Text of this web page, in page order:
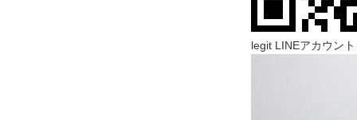
legit LINEアカウント